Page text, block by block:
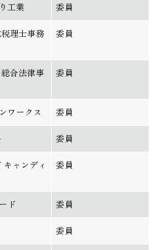
工業 委員
理士事務
委員
合法律事
委員
ワークス 委員
委員
ャンディ
委員
ド 委員
委員